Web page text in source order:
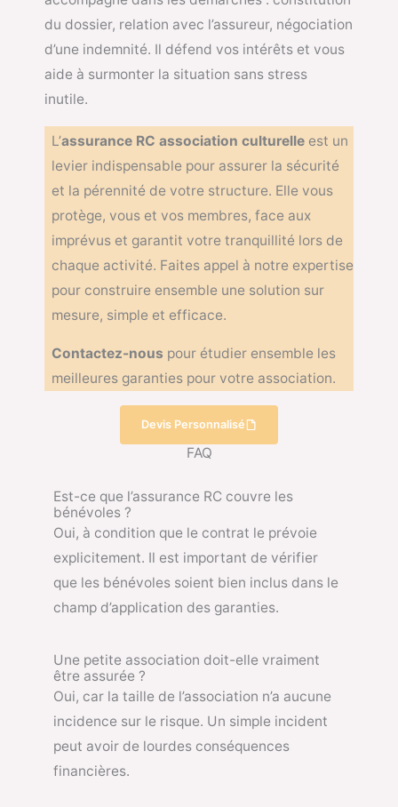
du dossier, relation avec l’assureur, négociation
d’une indemnité. Il défend vos intérêts et vous
aide à surmonter la situation sans stress
inutile.
L’assurance RC association culturelle est un
levier indispensable pour assurer la sécurité
et la pérennité de votre structure. Elle vous
protège, vous et vos membres, face aux
imprévus et garantit votre tranquillité lors de
chaque activité. Faites appel à notre expertise
pour construire ensemble une solution sur
mesure, simple et efficace.
Contactez-nous pour étudier ensemble les
meilleures garanties pour votre association.
Devis Personnalisé
FAQ
Est-ce que l’assurance RC couvre les
bénévoles ?
Oui, à condition que le contrat le prévoie
explicitement. Il est important de vérifier
que les bénévoles soient bien inclus dans le
champ d’application des garanties.
Une petite association doit-elle vraiment
être assurée ?
Oui, car la taille de l’association n’a aucune
incidence sur le risque. Un simple incident
peut avoir de lourdes conséquences
financières.